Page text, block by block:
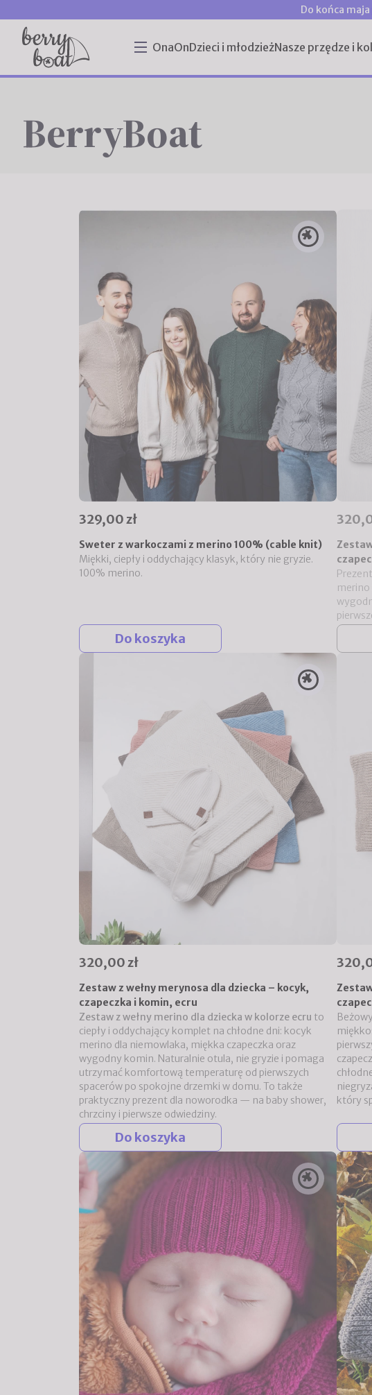
Do końca
OnaOnDzieci i młodzieżNasze przędze i
BerryBoat
329,00 zł
Sweter z warkoczami z merino 100% (cable knit)
Miękki, ciepły i oddychający klasyk, który nie gryzie.
100% merino.
Do koszyka
merino
320,00 zł
Zestaw z wełny merynosa dla dziecka – kocyk,
czapeczka i komin, ecru
Zestaw z wełny merino dla dziecka w kolorze ecru to
ciepły i oddychający komplet na chłodne dni: kocyk
merino dla niemowlaka, miękka czapeczka oraz
wygodny komin. Naturalnie otula, nie gryzie i pomaga
utrzymać komfortową temperaturę od pierwszych
spacerów po spokojne drzemki w domu. To także
praktyczny prezent dla noworodka — na baby shower,
chrzciny i pierwsze odwiedziny.
Do koszyka
który